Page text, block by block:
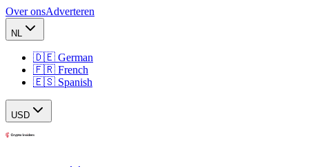
Over onsAdverteren
NL
🇩🇪 German
🇫🇷 French
🇪🇸 Spanish
USD